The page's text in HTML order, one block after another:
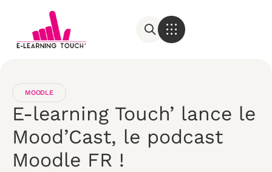
MOODLE
E-learning Touch’ lance le
Mood’Cast, le podcast
Moodle FR !